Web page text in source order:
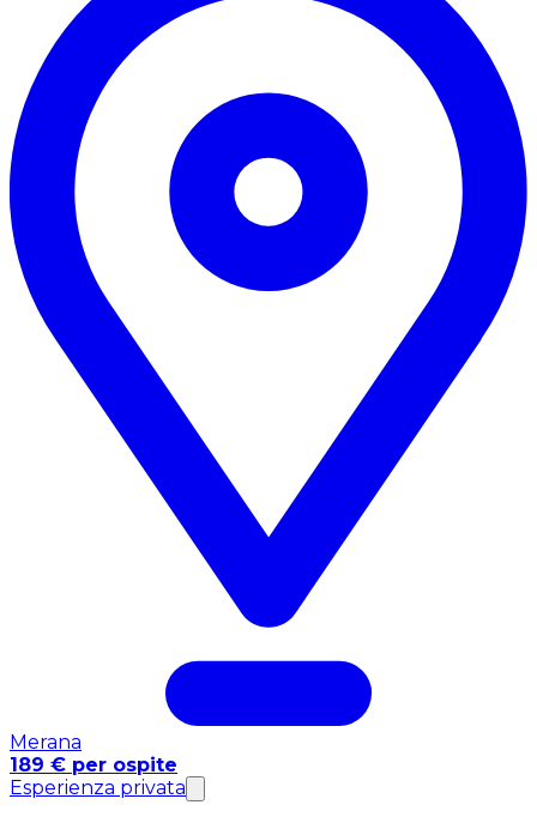
Merana
189 € per ospite
Esperienza privata